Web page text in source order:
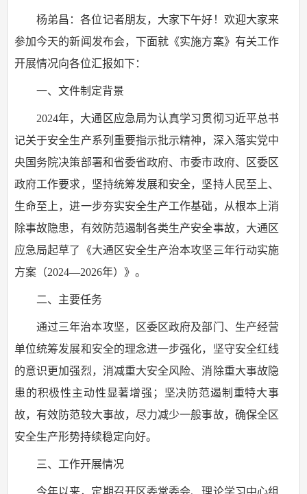
杨弟昌：各位记者朋友，大家下午好！欢迎大家来
参加今天的新闻发布会，下面就《实施方案》有关工作
开展情况向各位汇报如下：
一、文件制定背景
2024年，大通区应急局为认真学习贯彻习近平总书
记关于安全生产系列重要指示批示精神，深入落实党中
央国务院决策部署和省委省政府、市委市政府、区委区
政府工作要求，坚持统筹发展和安全，坚持人民至上、
生命至上，进一步夯实安全生产工作基础，从根本上消
除事故隐患，有效防范遏制各类生产安全事故，大通区
应急局起草了《大通区安全生产治本攻坚三年行动实施
方案（2024—2026年）》。
二、主要任务
通过三年治本攻坚，区委区政府及部门、生产经营
单位统筹发展和安全的理念进一步强化，坚守安全红线
的意识更加强烈，消减重大安全风险、消除重大事故隐
患的积极性主动性显著增强；坚决防范遏制重特大事
故，有效防范较大事故，尽力减少一般事故，确保全区
安全生产形势持续稳定向好。
三、工作开展情况
今年以来，定期召开区委常委会、理论学习中心组